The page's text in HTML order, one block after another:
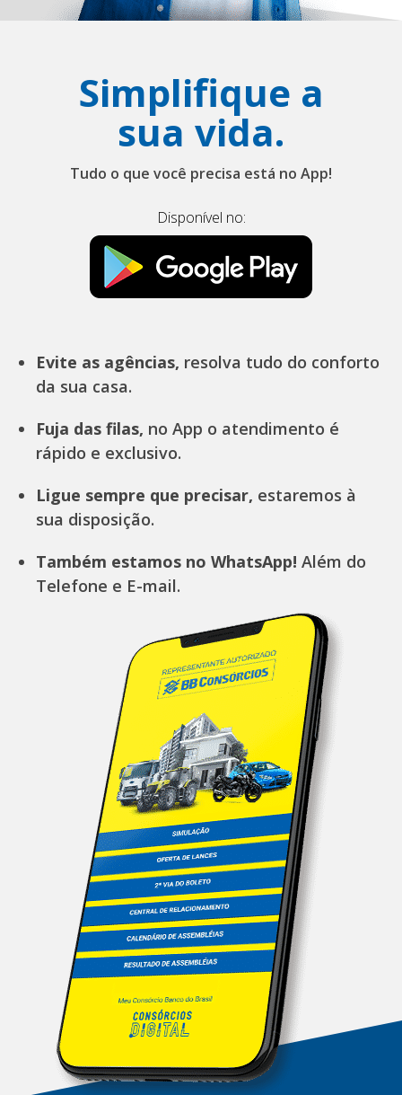
Simplifique a
sua vida.
Tudo o que você precisa está no App!
Disponível no:
Evite as agências, resolva tudo do conforto
da sua casa.
Fuja das filas, no App o atendimento é
rápido e exclusivo.
Ligue sempre que precisar, estaremos à
sua disposição.
Também estamos no WhatsApp! Além do
Telefone e E-mail.